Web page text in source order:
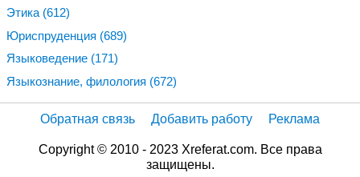
Этика (612)
Юриспруденция (689)
Языковедение (171)
Языкознание, филология (672)
Обратная связь Добавить работу Реклама
Copyright © 2010 - 2023 Xreferat.com. Все права
защищены.